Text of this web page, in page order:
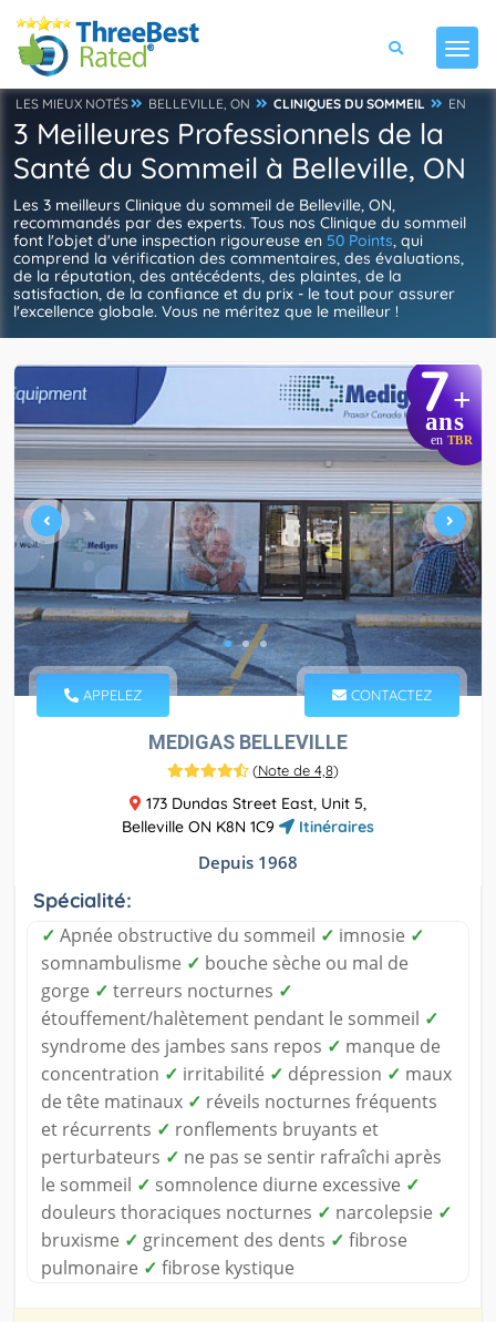
LES MIEUX NOTÉS BELLEVILLE, ON CLINIQUES DU SOMMEIL EN
3 Meilleures Professionnels de la
Santé du Sommeil à Belleville, ON
Les 3 meilleurs Clinique du sommeil de Belleville, ON,
recommandés par des experts. Tous nos Clinique du sommeil
font l'objet d'une inspection rigoureuse en 50 Points, qui
comprend la vérification des commentaires, des évaluations,
de la réputation, des antécédents, des plaintes, de la
satisfaction, de la confiance et du prix - le tout pour assurer
l'excellence globale. Vous ne méritez que le meilleur !
7+
ans
en TBR
APPELEZ CONTACTEZ
MEDIGAS BELLEVILLE
(Note de 4,8)
173 Dundas Street East, Unit 5,
Belleville ON K8N 1C9
Itinéraires
Depuis 1968
Spécialité:
✓ Apnée obstructive du sommeil ✓ imnosie ✓
somnambulisme ✓ bouche sèche ou mal de
gorge ✓ terreurs nocturnes ✓
étouffement/halètement pendant le sommeil ✓
syndrome des jambes sans repos ✓ manque de
concentration ✓ irritabilité ✓ dépression ✓ maux
de tête matinaux ✓ réveils nocturnes fréquents
et récurrents ✓ ronflements bruyants et
perturbateurs ✓ ne pas se sentir rafraîchi après
le sommeil ✓ somnolence diurne excessive ✓
douleurs thoraciques nocturnes ✓ narcolepsie ✓
bruxisme ✓ grincement des dents ✓ fibrose
pulmonaire ✓ fibrose kystique